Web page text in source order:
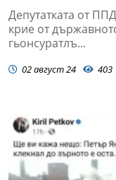
ББР (ВИДЕО)
Депутатката от
крие от
гьонсуратлъ...
02 август 24 403